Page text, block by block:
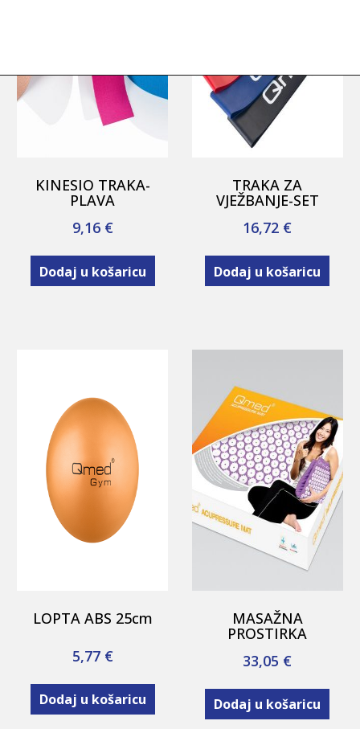
KINESIO TRAKA-
PLAVA
9,16 €
Dodaj u košaricu
TRAKA ZA
VJEŽBANJE-SET
16,72 €
Dodaj u košaricu
LOPTA ABS 25cm
5,77 €
Dodaj u košaricu
MASAŽNA
PROSTIRKA
33,05 €
Dodaj u košaricu